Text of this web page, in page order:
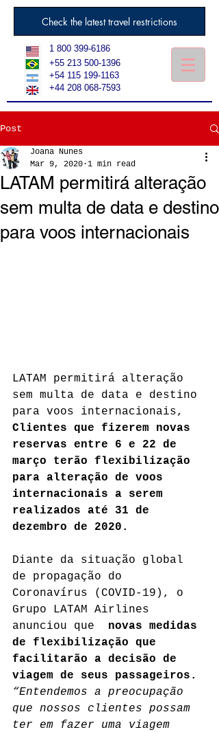
Check the latest travel restrictions
+55 213 500-1396
1 800 399-6186
+44 208 068-7593
+54 115 199-1163
Post
LATAM permitirá alteração
sem multa de data e destino
para voos internacionais
Joana Nunes
Mar 9, 2020 1 min read
LATAM permitirá alteração
sem multa de data e destino
para voos internacionais,
Clientes que fizerem novas
reservas entre 6 e 22 de
março terão flexibilização
para alteração de voos
internacionais a serem
realizados até 31 de
dezembro de 2020.
Diante da situação global
de propagação do
Coronavírus (COVID-19), o
Grupo LATAM Airlines
anunciou que novas medidas
de flexibilização que
facilitarão a decisão de
viagem de seus passageiros.
“Entendemos a preocupação
que nossos clientes possam
ter em fazer uma viagem